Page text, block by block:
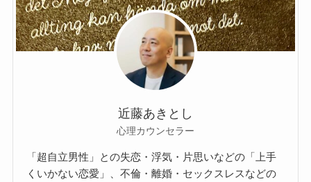
近藤あきとし
心理カウンセラー
「超自立男性」との失恋・浮気・片思いなどの「上手
くいかない恋愛」、不倫・離婚・セックスレスなどの